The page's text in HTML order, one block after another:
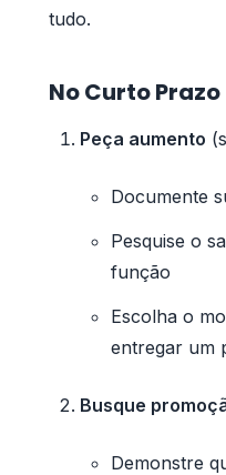
tudo.
No Curto Prazo
Peça aumento
Documente
Pesquise o
função
Escolha o
entregar um
Busque
Demonstre